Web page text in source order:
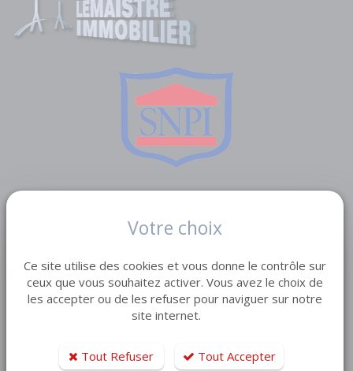
VENTE TERRAIN
VENTE IMMEUBLE
Votre choix
Ce site utilise des cookies et vous donne le contrôle sur
ceux que vous souhaitez activer. Vous avez le choix de
les accepter ou de les refuser pour naviguer sur notre
site internet.
Tout Refuser Tout Accepter